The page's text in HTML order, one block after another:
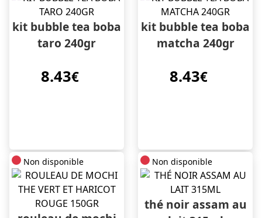
kit bubble tea boba
taro 240gr
8.43€
kit bubble tea boba
matcha 240gr
8.43€
Non disponible Non disponible
thé noir assam au